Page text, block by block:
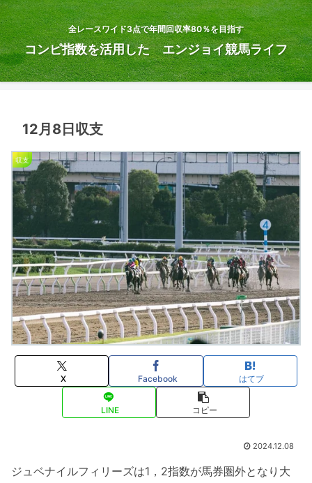
全レースワイド3点で年間回収率80％を目指す
コンピ指数を活用した エンジョイ競馬ライフ
12月8日収支
収支
X Facebook はてブ
LINE コピー
2024.12.08
ジュベナイルフィリーズは1，2指数が馬券圏外となり大